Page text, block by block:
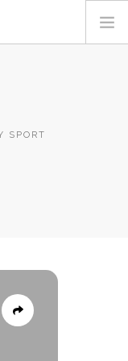
SPORT